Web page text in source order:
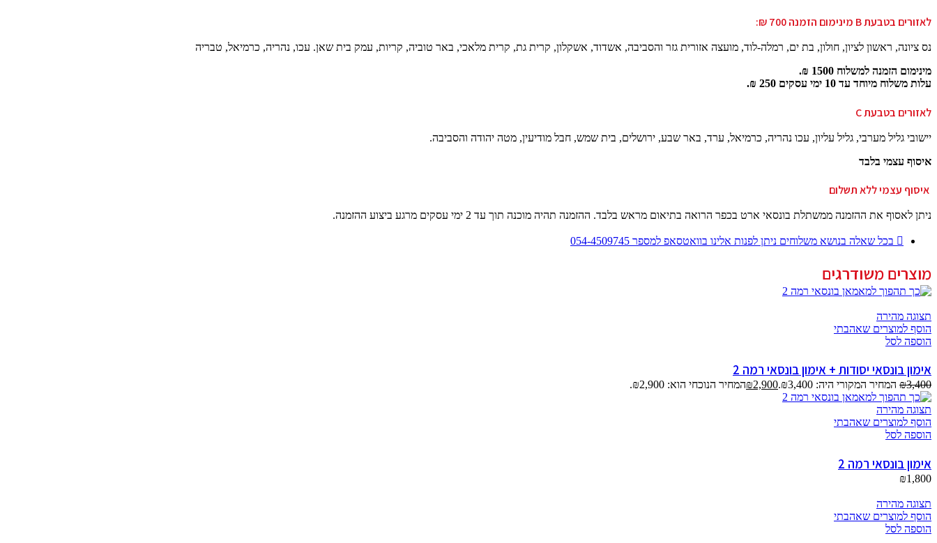
לאזורים בטבעת B מינימום הזמנה 700 ₪:
נס ציונה, ראשון לציון, חולון, בת ים, רמלה-לוד, מועצה אזורית גזר והסביבה, אשדוד, אשקלון, קרית גת, קרית מלאכי, באר טוביה, קריות, עמק בית שאן. עכו, נהריה, כרמיאל, טבריה
מינימום הזמנה למשלוח 1500 ₪.
עלות משלוח מיוחד עד 10 ימי עסקים 250 ₪.
לאזורים בטבעת C
יישובי גליל מערבי, גליל עליון, עכו נהריה, כרמיאל, ערד, באר שבע, ירושלים, בית שמש, חבל מודיעין, מטה יהודה והסביבה.
איסוף עצמי בלבד
איסוף עצמי ללא תשלום
ניתן לאסוף את ההזמנה ממשתלת בונסאי ארט בכפר הרואה בתיאום מראש בלבד. ההזמנה תהיה מוכנה תוך עד 2 ימי עסקים מרגע ביצוע ההזמנה.
בכל שאלה בנושא משלוחים ניתן לפנות אלינו בוואטסאפ למספר 054-4509745
מוצרים משודרגים
תצוגה מהירה
הוסף למוצרים שאהבתי
הוספה לסל
אימון בונסאי יסודות + אימון בונסאי רמה 2
₪3,400 המחיר המקורי היה: ₪3,400. ₪2,900 המחיר הנוכחי הוא: ₪2,900.
תצוגה מהירה
הוסף למוצרים שאהבתי
הוספה לסל
אימון בונסאי רמה 2
₪1,800
תצוגה מהירה
הוסף למוצרים שאהבתי
הוספה לסל